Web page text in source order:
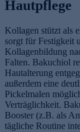
Hautpflege
Kollagen stützt als
sorgt für Festigkeit
Kollagenbildung
Falten. Bakuchiol
Hautalterung
außerdem eine
Pickelmalen
Verträglichkeit.
Booster (z.B. als
tägliche Routine